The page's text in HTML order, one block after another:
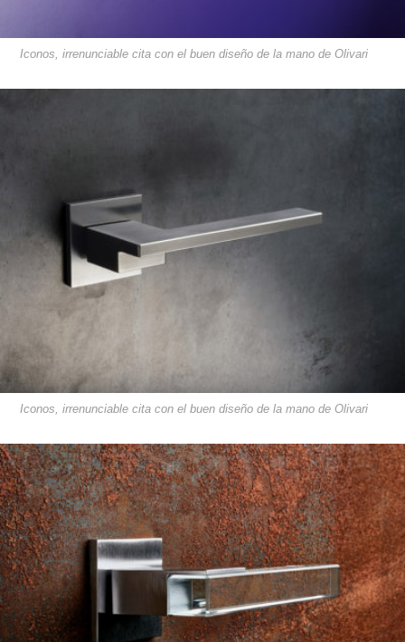
Iconos, irrenunciable cita con el buen diseño de la mano de Olivari
Iconos, irrenunciable cita con el buen diseño de la mano de Olivari